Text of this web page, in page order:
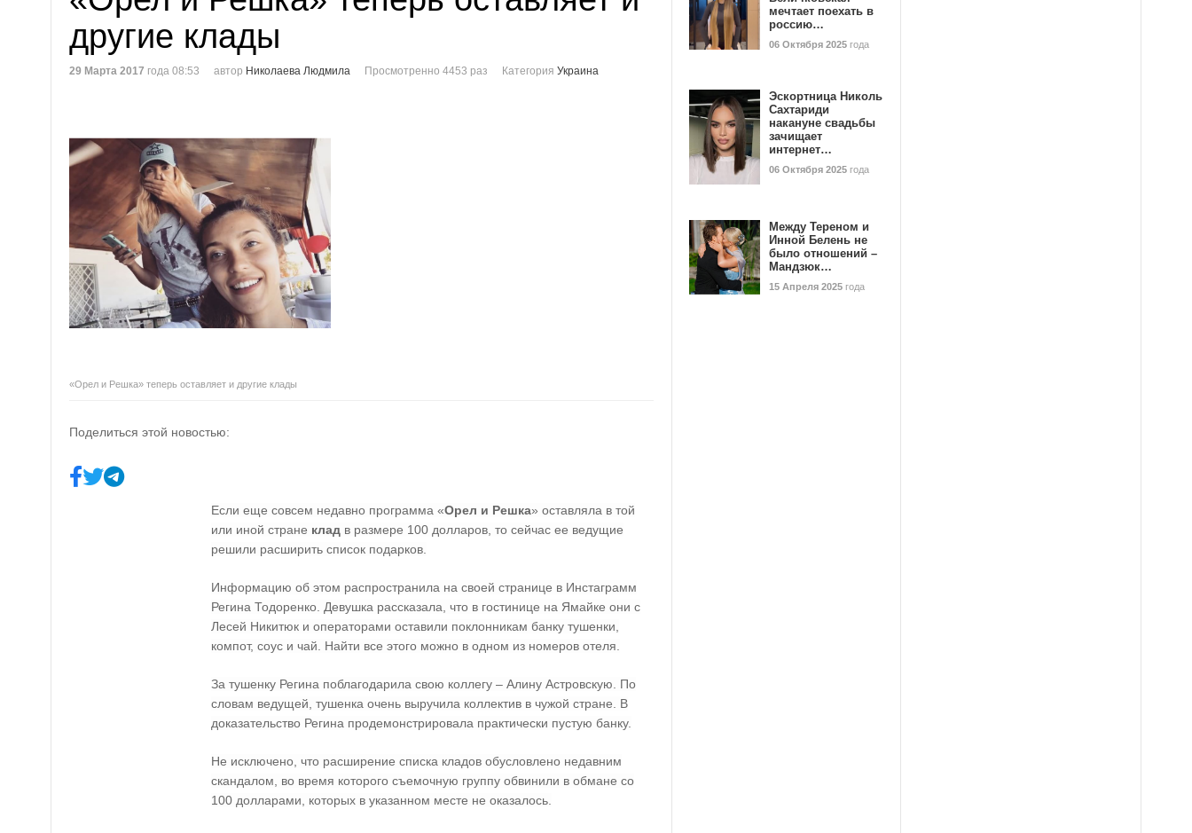
другие клады
29 Марта 2017 года 08:53 автор Николаева Людмила Просмотренно 4453 раз Категория Украина
«Орел и Решка» теперь оставляет и другие клады
Поделиться этой новостью:
Если еще совсем недавно программа «Орел и Решка» оставляла в той
или иной стране клад в размере 100 долларов, то сейчас ее ведущие
решили расширить список подарков.
Информацию об этом распространила на своей странице в Инстаграмм
Регина Тодоренко. Девушка рассказала, что в гостинице на Ямайке они с
Лесей Никитюк и операторами оставили поклонникам банку тушенки,
компот, соус и чай. Найти все этого можно в одном из номеров отеля.
За тушенку Регина поблагодарила свою коллегу – Алину Астровскую. По
словам ведущей, тушенка очень выручила коллектив в чужой стране. В
доказательство Регина продемонстрировала практически пустую банку.
Не исключено, что расширение списка кладов обусловлено недавним
скандалом, во время которого съемочную группу обвинили в обмане со
100 долларами, которых в указанном месте не оказалось.
мечтает поехать в
россию…
06 Октября 2025 года
Эскортница Николь
Сахтариди
накануне свадьбы
зачищает
интернет…
06 Октября 2025 года
Между Тереном и
Инной Белень не
было отношений –
Мандзюк…
15 Апреля 2025 года